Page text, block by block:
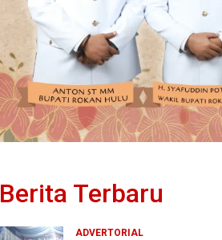
Berita Terbaru
ADVERTORIAL